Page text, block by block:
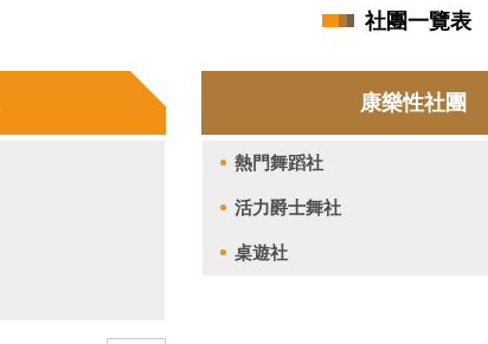
社團一覽表
康樂性社團
熱門舞蹈社
活力爵士舞社
桌遊社